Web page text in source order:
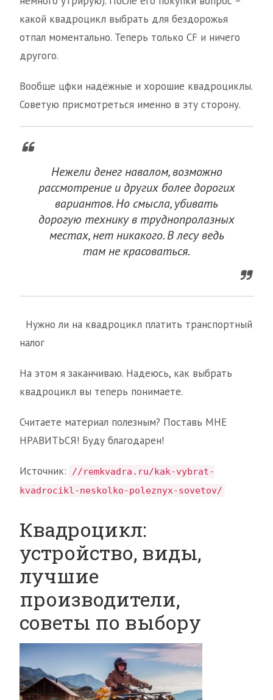
какой квадроцикл выбрать для бездорожья
отпал моментально. Теперь только CF и ничего
другого.
Вообще цфки надёжные и хорошие квадроциклы.
Советую присмотреться именно в эту сторону.
Нежели денег навалом, возможно
рассмотрение и других более дорогих
вариантов. Но смысла, убивать
дорогую технику в труднопролазных
местах, нет никакого. В лесу ведь
там не красоваться.
Нужно ли на квадроцикл платить транспортный
налог
На этом я заканчиваю. Надеюсь, как выбрать
квадроцикл вы теперь понимаете.
Считаете материал полезным? Поставь МНЕ
НРАВИТЬСЯ! Буду благодарен!
Источник:
//remkvadra.ru/kak-vybrat-
kvadrocikl-neskolko-poleznyx-sovetov/
Квадроцикл:
устройство, виды,
лучшие
производители,
советы по выбору